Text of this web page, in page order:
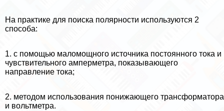
На пpaктике для поиска полярности используются 2
способа:
1. с помощью маломощного источника постоянного тока и
чувствительного амперметра, показывающего
направление тока;
2. методом использования понижающего трaнcформатора
и вольтметра.